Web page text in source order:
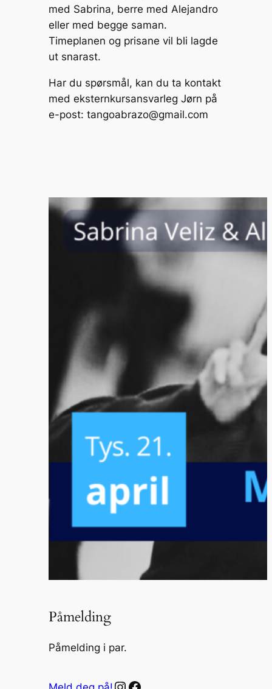
med Sabrina, berre med Alejandro
eller med begge saman.
Timeplanen og prisane vil bli lagde
ut snarast.
Har du spørsmål, kan du ta kontakt
med eksternkursansvarleg Jørn på
e-post: tangoabrazo@gmail.com
Påmelding
Påmelding i par.